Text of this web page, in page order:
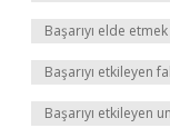
Başarıyı elde
Başarıyı etkileyen
Başarıyı etkileyen